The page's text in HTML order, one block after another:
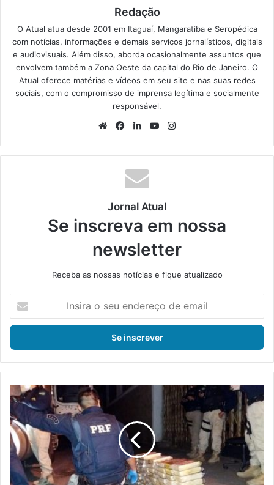
Redação
O Atual atua desde 2001 em Itaguaí, Mangaratiba e Seropédica
com notícias, informações e demais serviços jornalísticos, digitais
e audiovisuais. Além disso, aborda ocasionalmente assuntos que
envolvem também a Zona Oeste da capital do Rio de Janeiro. O
Atual oferece matérias e vídeos em seu site e nas suas redes
sociais, com o compromisso de imprensa legítima e socialmente
responsável.
We
te
Fa
bo
ok
Lin
din
Yo
ub
ra
Jornal Atual
Se inscreva em nossa
newsletter
Receba as nossas notícias e fique atualizado
s
r
a
s
e
u
e
n
d
e
r
P
R
F
a
p
r
e